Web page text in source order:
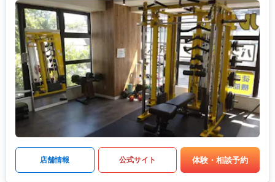
店舗情報 公式サイト 体験・相談予約